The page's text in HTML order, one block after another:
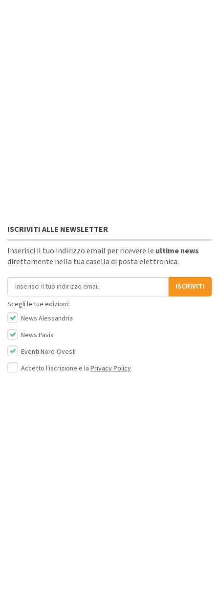
ISCRIVITI ALLE NEWSLETTER
Inserisci il tuo indirizzo email per ricevere le ultime news
direttamente nella tua casella di posta elettronica.
Indirizzo email
ISCRIVITI
Scegli le tue edizioni:
News Alessandria
News Pavia
Eventi Nord-Ovest
Accetto l'iscrizione e la Privacy Policy